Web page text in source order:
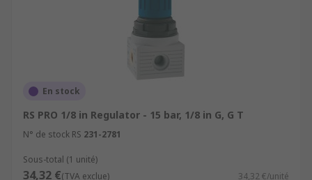
En stock
RS PRO 1/8 in Regulator - 15 bar, 1/8 in G, G T
N° de stock RS 231-2781
Sous-total (1 unité)
34,32 €(TVA exclue) 34,32 €/unité